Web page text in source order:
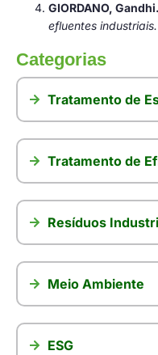
GIORDANO, Gandhi.
efluentes industriais.
Categorias
Tratamento de
Tratamento de
Resíduos
Meio Ambiente
ESG